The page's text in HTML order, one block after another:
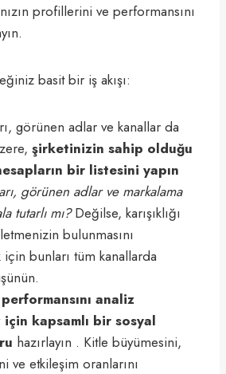
profillerini ve performansını
basit bir iş akışı:
görünen adlar ve kanallar da
şirketinizin sahip olduğu
bir listesini yapın
görünen adlar ve markalama
tutarlı mı?Değilse, karışıklığı
bulunmasını
için bunları tüm kanallarda
analiz
kapsamlı bir sosyal
hazırlayın . Kitle büyümesini,
ve etkileşim oranlarını